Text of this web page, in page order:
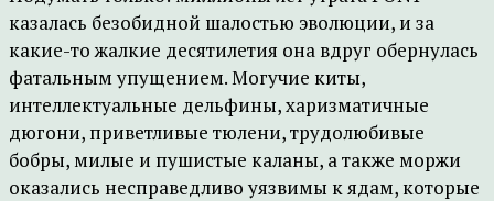
казалась безобидной шалостью эволюции, и за
какие-то жалкие десятилетия она вдруг обернулась
фатальным упущением. Могучие киты,
интеллектуальные дельфины, харизматичные
дюгони, приветливые тюлени, трудолюбивые
бобры, милые и пушистые каланы, а также моржи
оказались несправедливо уязвимы к ядам, которые